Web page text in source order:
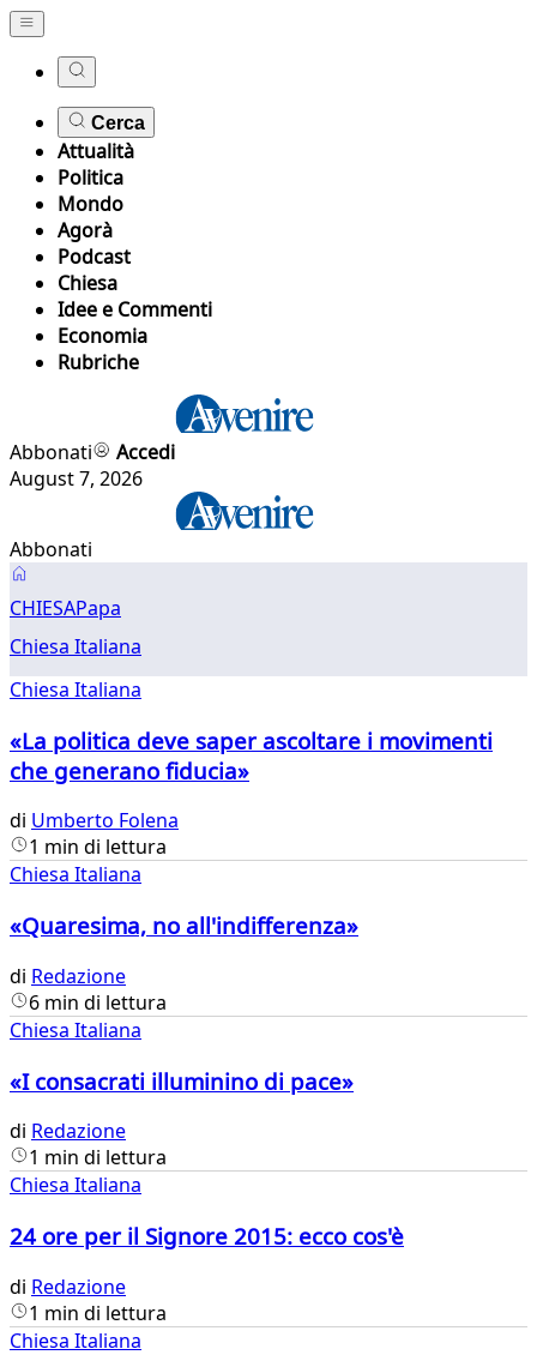
Cerca
Attualità
Politica
Mondo
Agorà
Podcast
Chiesa
Idee e Commenti
Economia
Rubriche
Abbonati
Accedi
August 7, 2026
Abbonati
Chiesa
CHIESAPapa
Chiesa Italiana
Chiesa Italiana
«La politica deve saper ascoltare i movimenti
che generano fiducia»
di Umberto Folena
1 min di lettura
Chiesa Italiana
«Quaresima, no all'indifferenza»
di Redazione
6 min di lettura
Chiesa Italiana
«I consacrati illuminino di pace»
di Redazione
1 min di lettura
Chiesa Italiana
24 ore per il Signore 2015: ecco cos'è
di Redazione
1 min di lettura
Chiesa Italiana